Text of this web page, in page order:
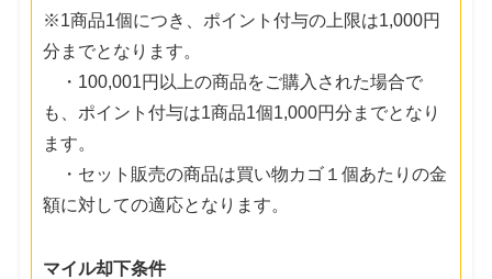
※1商品1個につき、ポイント付与の上限は1,000円
分までとなります。
・100,001円以上の商品をご購入された場合で
も、ポイント付与は1商品1個1,000円分までとなり
ます。
・セット販売の商品は買い物カゴ１個あたりの金
額に対しての適応となります。
マイル却下条件